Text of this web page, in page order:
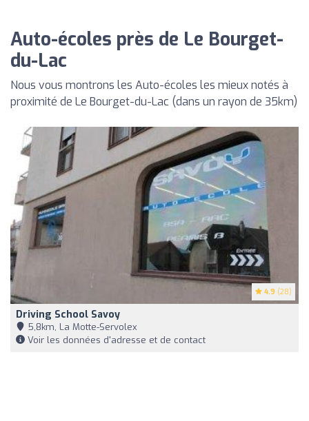
Auto-écoles près de Le Bourget-
du-Lac
Nous vous montrons les Auto-écoles les mieux notés à
proximité de Le Bourget-du-Lac (dans un rayon de 35km)
4.9 (28)
Driving School Savoy
5,8km, La Motte-Servolex
Voir les données d'adresse et de contact